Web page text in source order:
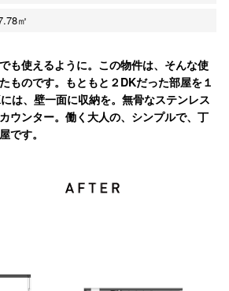
㎡
も使えるように。この物件は、そんな使
ものです。もともと２DKだった部屋を１
は、壁一面に収納を。無骨なステンレス
ウンター。働く大人の、シンプルで、丁
です。